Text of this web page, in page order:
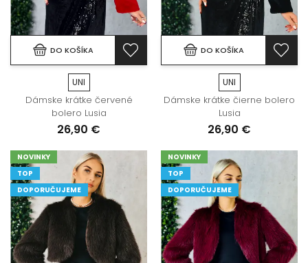
DO KOŠÍKA
UNI
Dámske krátke červené
bolero Lusia
26,90 €
DO KOŠÍKA
UNI
Dámske krátke čierne bolero
Lusia
26,90 €
NOVINKY
TOP
DOPORUČUJEME
NOVINKY
TOP
DOPORUČUJEME